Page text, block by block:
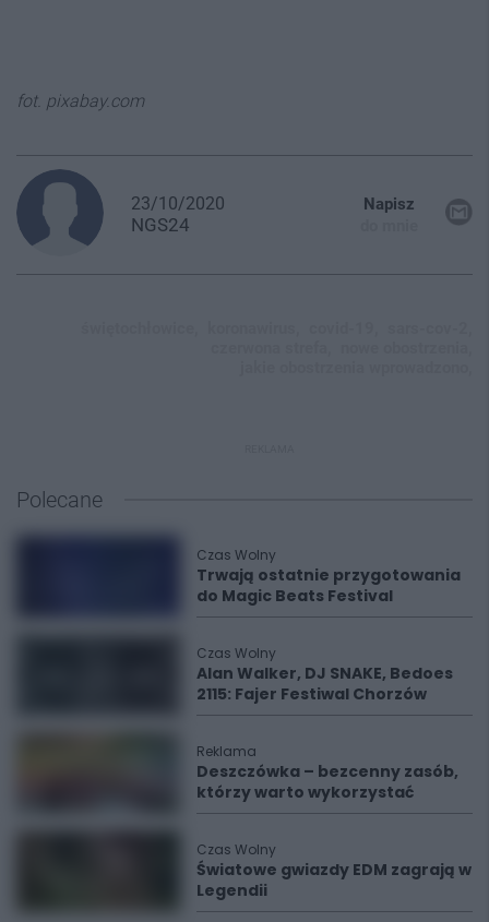
fot. pixabay.com
23/10/2020
NGS24
Napisz
Polecane
Czas Wolny
Trwają ostatnie przygotowania
do Magic Beats Festival
Czas Wolny
Alan Walker, DJ SNAKE, Bedoes
2115: Fajer Festiwal Chorzów
Reklama
Deszczówka – bezcenny zasób,
którzy warto wykorzystać
Czas Wolny
Światowe gwiazdy EDM zagrają w
Legendii